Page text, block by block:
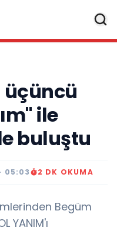
üçüncü
ile
buluştu
05:03 2 DK OKUMA
Begüm
YANIM'ı